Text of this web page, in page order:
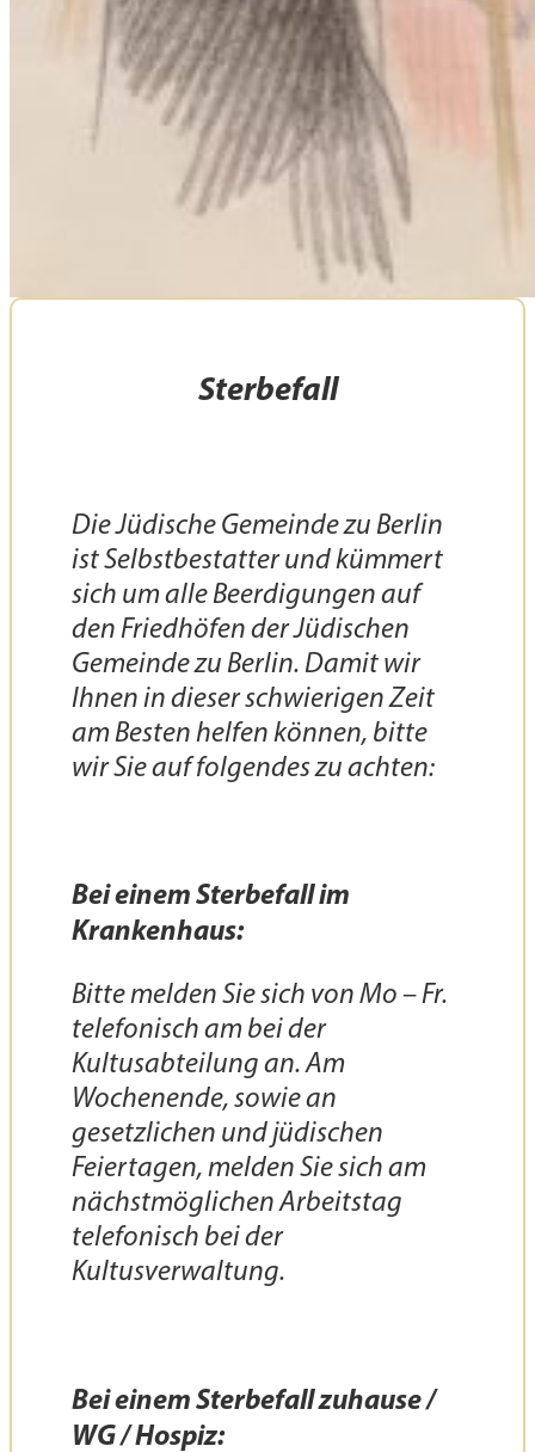
Sterbefall
Die Jüdische Gemeinde zu Berlin
ist Selbstbestatter und kümmert
sich um alle Beerdigungen auf
den Friedhöfen der Jüdischen
Gemeinde zu Berlin. Damit wir
Ihnen in dieser schwierigen Zeit
am Besten helfen können, bitte
wir Sie auf folgendes zu achten:
Bei einem Sterbefall im
Krankenhaus:
Bitte melden Sie sich von Mo – Fr.
telefonisch am bei der
Kultusabteilung an. Am
Wochenende, sowie an
gesetzlichen und jüdischen
Feiertagen, melden Sie sich am
nächstmöglichen Arbeitstag
telefonisch bei der
Kultusverwaltung.
Bei einem Sterbefall zuhause /
WG / Hospiz: